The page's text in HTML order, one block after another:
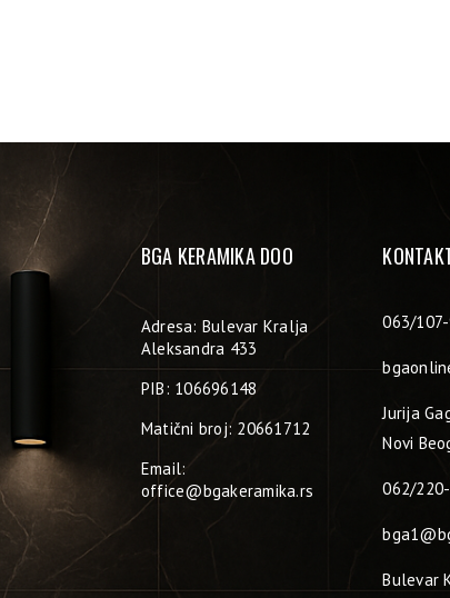
BGA KERAMIKA DOO
Adresa: Bulevar Kralja
Aleksandra 433
PIB: 106696148
Matični broj: 20661712
Email:
office@bgakeramika.rs
063/
Jurija
Novi
062/
Bulevar